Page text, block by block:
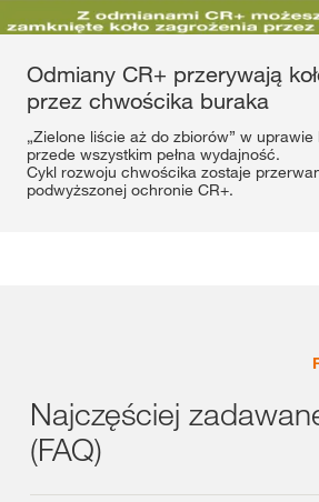
Odmiany CR+ przerywają
przez chwościka buraka
„Zielone liście aż do zbiorów” w
przede wszystkim pełna wydajność.
Cykl rozwoju chwościka zostaje
podwyższonej ochronie CR+.
Mniejsza dostępność środków
skuteczność zwalczania chwościka
Zakażone liście z bieżącego roku
większej presji chwościka w kolejnych
cukrowego.
Najczęściej
(FAQ)